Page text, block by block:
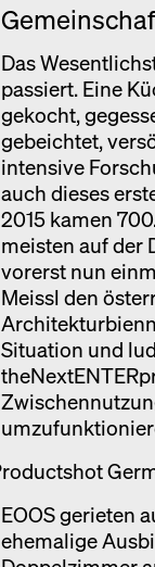
Das
passiert. Eine
gekocht,
gebeichtet,
intensive
auch dieses
2015 kamen
meisten auf der
vorerst nun
Meissl den
Situation und
EOOS gerieten
ehemalige